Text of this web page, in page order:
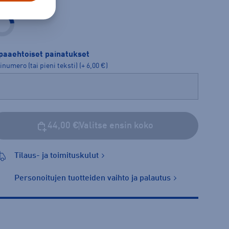
painatukset
(tai pieni teksti) (+ 6,00 €)
44,00 €Valitse ensin koko
Tilaus- ja toimituskulut
Personoitujen tuotteiden vaihto ja palautus